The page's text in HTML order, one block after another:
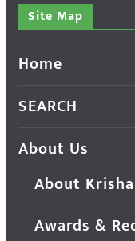
Site Map
Home
SEARCH
About Us
About
Awards &